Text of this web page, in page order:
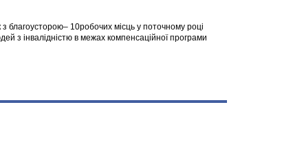
благоусторою– 10робочих місць у поточному році
з інвалідністю в межах компенсаційної програми